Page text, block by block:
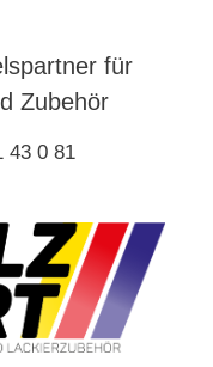
für
Zubehör
43 0 81